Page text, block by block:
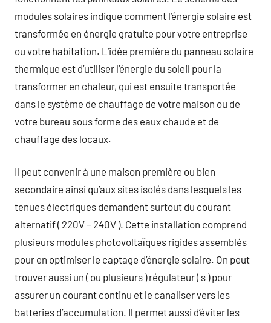
modules solaires indique comment l’énergie solaire est
transformée en énergie gratuite pour votre entreprise
ou votre habitation. L’idée première du panneau solaire
thermique est d’utiliser l’énergie du soleil pour la
transformer en chaleur, qui est ensuite transportée
dans le système de chauffage de votre maison ou de
votre bureau sous forme des eaux chaude et de
chauffage des locaux.
Il peut convenir à une maison première ou bien
secondaire ainsi qu’aux sites isolés dans lesquels les
tenues électriques demandent surtout du courant
alternatif ( 220V – 240V ). Cette installation comprend
plusieurs modules photovoltaïques rigides assemblés
pour en optimiser le captage d’énergie solaire. On peut
trouver aussi un ( ou plusieurs ) régulateur ( s ) pour
assurer un courant continu et le canaliser vers les
batteries d’accumulation. Il permet aussi d’éviter les